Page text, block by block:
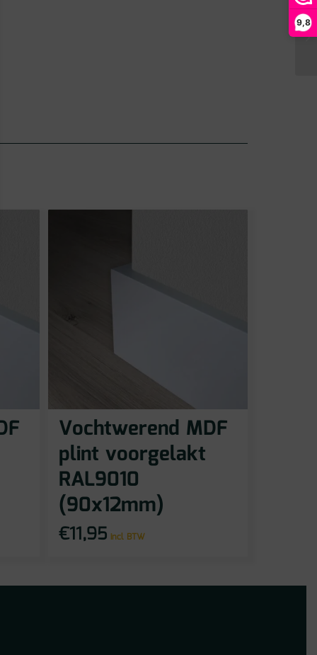
9,8
Vochtwerend MDF
plint voorgelakt
RAL9010
(90x12mm)
€11,95 incl BTW